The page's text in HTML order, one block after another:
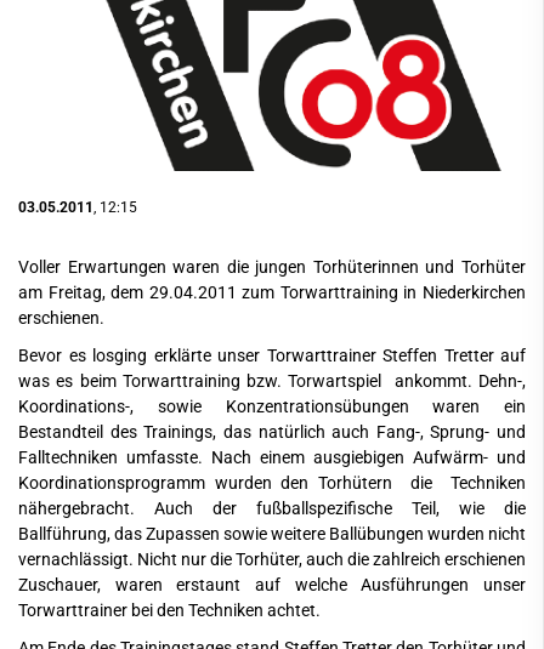
03.05.2011 , 12:15
Voller Erwartungen waren die jungen Torhüterinnen und Torhüter
am Freitag, dem 29.04.2011 zum Torwarttraining in Niederkirchen
erschienen.
Bevor es losging erklärte unser Torwarttrainer Steffen Tretter auf
was es beim Torwarttraining bzw. Torwartspiel ankommt. Dehn-,
Koordinations-, sowie Konzentrationsübungen waren ein
Bestandteil des Trainings, das natürlich auch Fang-, Sprung- und
Falltechniken umfasste. Nach einem ausgiebigen Aufwärm- und
Koordinationsprogramm wurden den Torhütern die Techniken
nähergebracht. Auch der fußballspezifische Teil, wie die
Ballführung, das Zupassen sowie weitere Ballübungen wurden nicht
vernachlässigt. Nicht nur die Torhüter, auch die zahlreich erschienen
Zuschauer, waren erstaunt auf welche Ausführungen unser
Torwarttrainer bei den Techniken achtet.